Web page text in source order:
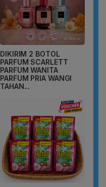
DIKIRIM 2 BOTOL
PARFUM SCARLETT
PARFUM WANITA
PARFUM PRIA WANGI
TAHAN...